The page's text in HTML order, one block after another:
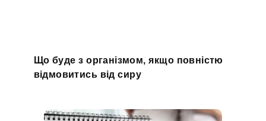
Що буде з організмом, якщо повністю
відмовитись від сиру